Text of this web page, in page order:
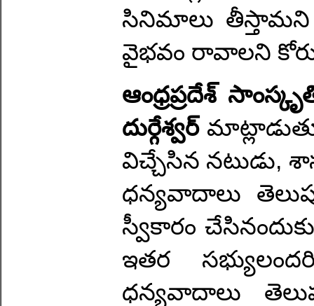
సినిమాలు తీస్తామని
వైభవం రావాలని
ఆంధ్రప్రదేశ్
దుర్గేశ్వర్
విచ్చేసిన నటుడు,
ధన్యవాదాలు
స్వీకారం
ఇతర
ధన్యవాదాలు